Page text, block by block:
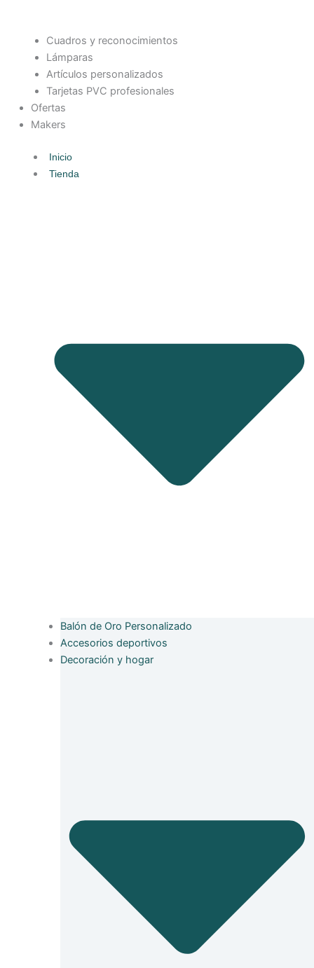
Cuadros y reconocimientos
Lámparas
Artículos personalizados
Tarjetas PVC profesionales
Ofertas
Makers
Inicio
Tienda
Balón de Oro Personalizado
Accesorios deportivos
Decoración y hogar